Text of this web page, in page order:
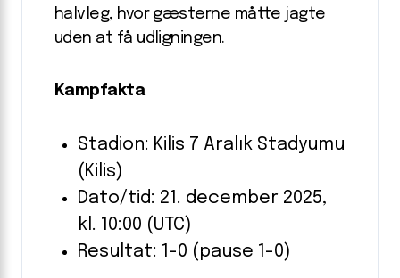
halvleg, hvor gæsterne måtte jagte
uden at få udligningen.
Kampfakta
Stadion: Kilis 7 Aralık Stadyumu
(Kilis)
Dato/tid: 21. december 2025,
kl. 10:00 (UTC)
Resultat: 1-0 (pause 1-0)